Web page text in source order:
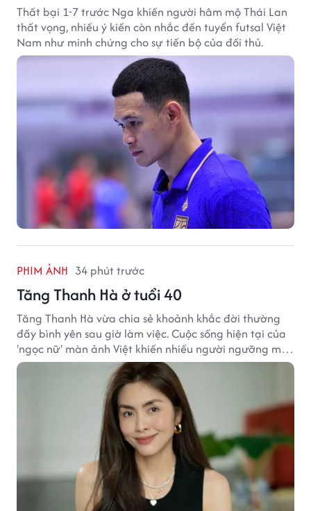
Thất bại 1-7 trước Nga khiến người hâm mộ Thái Lan
thất vọng, nhiều ý kiến còn nhắc đến tuyển futsal Việt
Nam như minh chứng cho sự tiến bộ của đối thủ.
PHIM ẢNH 34 phút trước
Tăng Thanh Hà ở tuổi 40
Tăng Thanh Hà vừa chia sẻ khoảnh khắc đời thường
đầy bình yên sau giờ làm việc. Cuộc sống hiện tại của
'ngọc nữ' màn ảnh Việt khiến nhiều người ngưỡng mộ
sau hơn một thập kỷ rời xa ánh đèn sân khấu.